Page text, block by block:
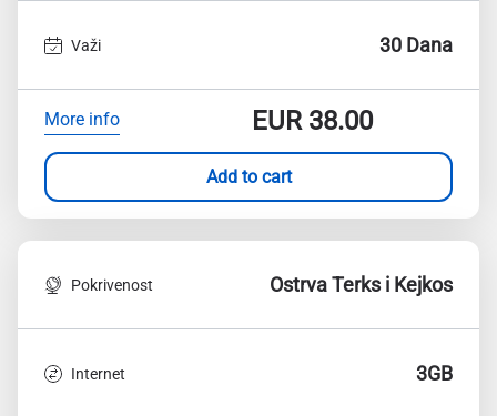
Važi 30 Dana
More info EUR38.00
Add to cart
Pokrivenost Ostrva Terks i Kejkos
Internet 3GB